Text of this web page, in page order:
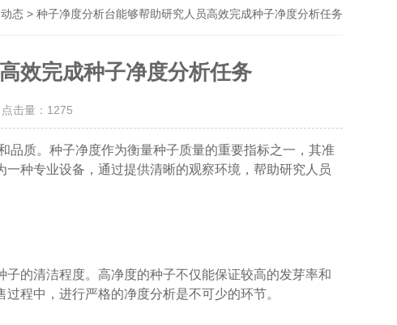
态> 种子净度分析台能够帮助研究人员高效完成种子净度分析任务
效完成种子净度分析任务
击量： 1275
质。种子净度作为衡量种子质量的重要指标之一，其准
一种专业设备，通过提供清晰的观察环境，帮助研究人员
的清洁程度。高净度的种子不仅能保证较高的发芽率和
程中，进行严格的净度分析是不可少的环节。